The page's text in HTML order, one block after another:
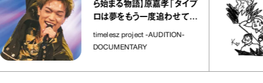
ら始まる物語】原嘉孝「タイプ
ロは夢をもう一度追わせてく
れた場所」
timelesz project -AUDITION-
DOCUMENTARY